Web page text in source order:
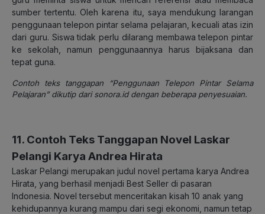
sumber tertentu. Oleh karena itu, saya mendukung larangan
penggunaan telepon pintar selama pelajaran, kecuali atas izin
dari guru. Siswa tidak perlu dilarang membawa telepon pintar
ke sekolah, namun penggunaannya harus bijaksana dan
tepat guna.
Contoh teks tanggapan “Penggunaan Telepon Pintar Selama
Pelajaran” dikutip dari sonora.id dengan beberapa penyesuaian.
11. Contoh Teks Tanggapan Novel Laskar
Pelangi Karya Andrea Hirata
Laskar Pelangi merupakan judul novel pertama karya Andrea
Hirata, yang berhasil menjadi Best Seller di pasaran
Indonesia. Novel tersebut menceritakan kisah 10 anak yang
kehidupannya kurang mampu dari segi ekonomi, namun tetap